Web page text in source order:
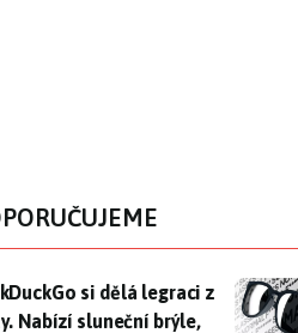
si dělá legraci z Mety.
si dělá legraci z
Nabízí sluneční brýle,